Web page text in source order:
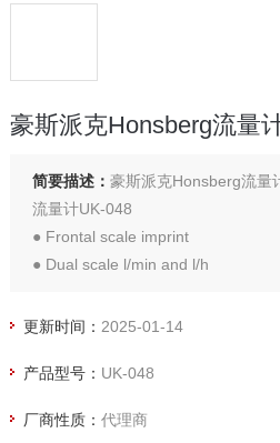
豪斯派克Honsberg流量
简要描述： 豪斯派克Honsberg流量
流量计UK-048
● Frontal scale imprint
● Dual scale l/min and l/h
更新时间： 2025-01-14
产品型号： UK-048
厂商性质： 代理商